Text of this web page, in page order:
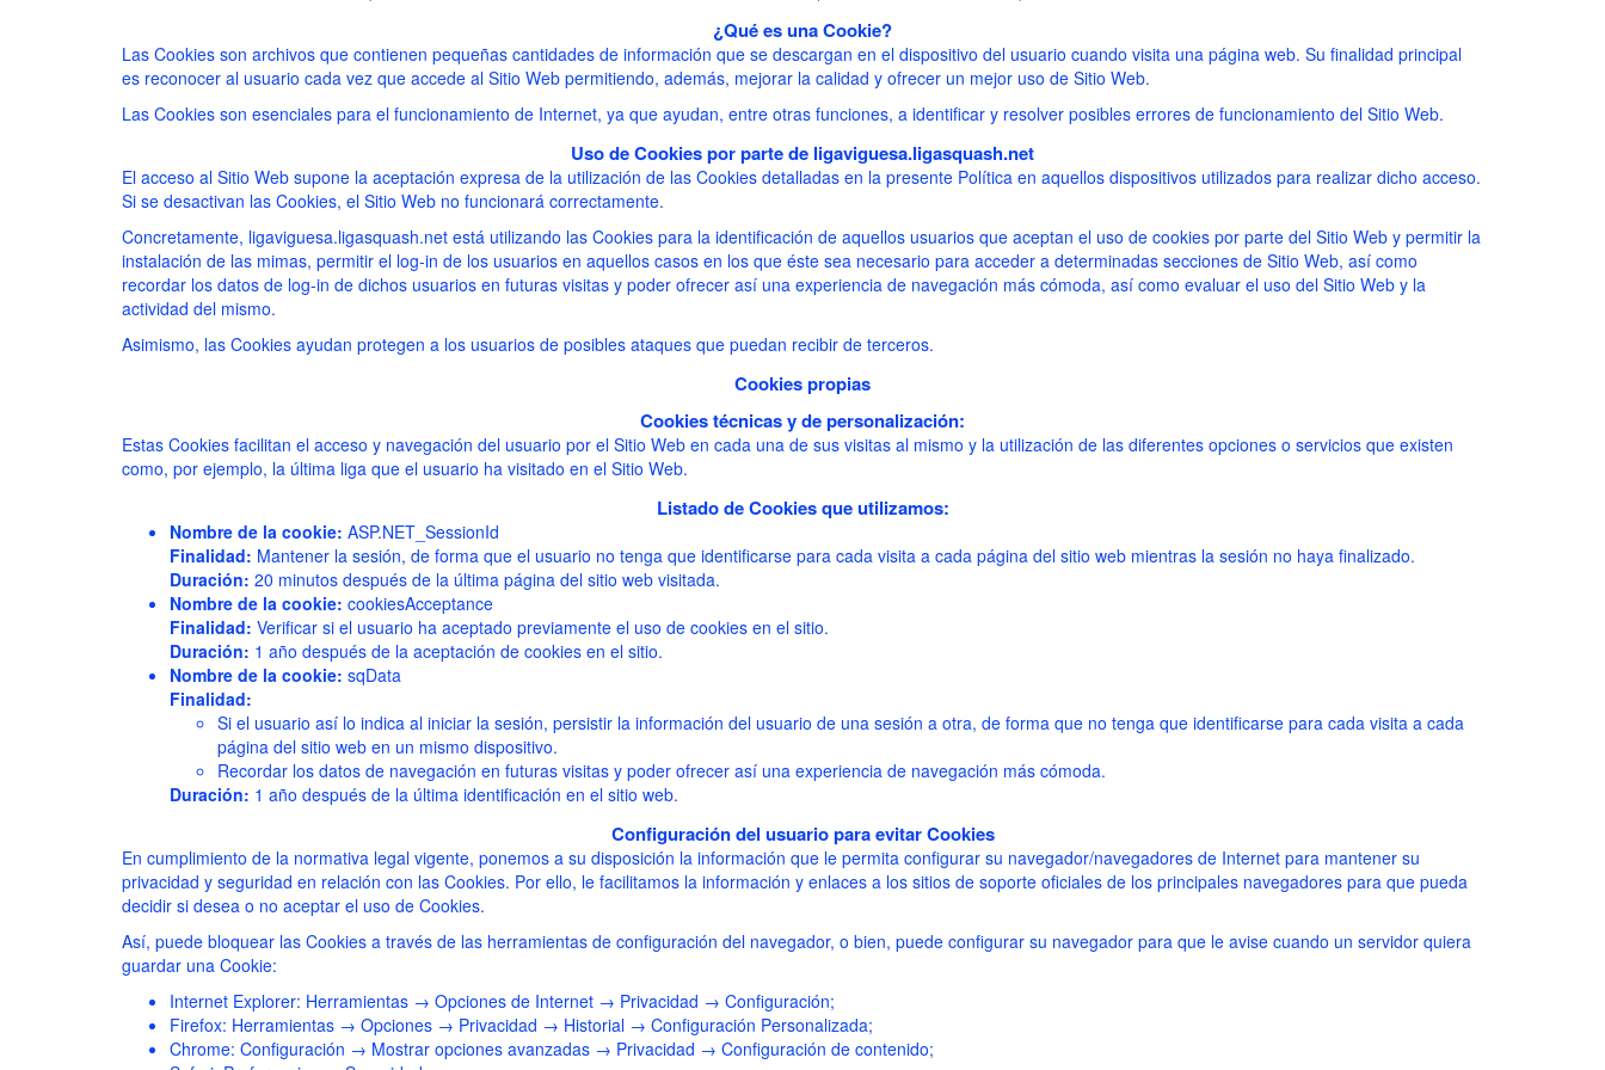
¿Qué es una Cookie?
Las Cookies son archivos que contienen pequeñas cantidades de información que se descargan en el dispositivo del usuario cuando visita una página web. Su finalidad principal
es reconocer al usuario cada vez que accede al Sitio Web permitiendo, además, mejorar la calidad y ofrecer un mejor uso de Sitio Web.
Las Cookies son esenciales para el funcionamiento de Internet, ya que ayudan, entre otras funciones, a identificar y resolver posibles errores de funcionamiento del Sitio Web.
Uso de Cookies por parte de ligaviguesa.ligasquash.net
El acceso al Sitio Web supone la aceptación expresa de la utilización de las Cookies detalladas en la presente Política en aquellos dispositivos utilizados para realizar dicho acceso.
Si se desactivan las Cookies, el Sitio Web no funcionará correctamente.
Concretamente, ligaviguesa.ligasquash.net está utilizando las Cookies para la identificación de aquellos usuarios que aceptan el uso de cookies por parte del Sitio Web y permitir la
instalación de las mimas, permitir el log-in de los usuarios en aquellos casos en los que éste sea necesario para acceder a determinadas secciones de Sitio Web, así como
recordar los datos de log-in de dichos usuarios en futuras visitas y poder ofrecer así una experiencia de navegación más cómoda, así como evaluar el uso del Sitio Web y la
actividad del mismo.
Asimismo, las Cookies ayudan protegen a los usuarios de posibles ataques que puedan recibir de terceros.
Cookies propias
Cookies técnicas y de personalización:
Estas Cookies facilitan el acceso y navegación del usuario por el Sitio Web en cada una de sus visitas al mismo y la utilización de las diferentes opciones o servicios que existen
como, por ejemplo, la última liga que el usuario ha visitado en el Sitio Web.
Listado de Cookies que utilizamos:
Nombre de la cookie: ASP.NET_SessionId
Finalidad: Mantener la sesión, de forma que el usuario no tenga que identificarse para cada visita a cada página del sitio web mientras la sesión no haya finalizado.
Duración: 20 minutos después de la última página del sitio web visitada.
Nombre de la cookie: cookiesAcceptance
Finalidad: Verificar si el usuario ha aceptado previamente el uso de cookies en el sitio.
Duración: 1 año después de la aceptación de cookies en el sitio.
Nombre de la cookie: sqData
Finalidad:
Si el usuario así lo indica al iniciar la sesión, persistir la información del usuario de una sesión a otra, de forma que no tenga que identificarse para cada visita a cada
página del sitio web en un mismo dispositivo.
Recordar los datos de navegación en futuras visitas y poder ofrecer así una experiencia de navegación más cómoda.
Duración: 1 año después de la última identificación en el sitio web.
Configuración del usuario para evitar Cookies
En cumplimiento de la normativa legal vigente, ponemos a su disposición la información que le permita configurar su navegador/navegadores de Internet para mantener su
privacidad y seguridad en relación con las Cookies. Por ello, le facilitamos la información y enlaces a los sitios de soporte oficiales de los principales navegadores para que pueda
decidir si desea o no aceptar el uso de Cookies.
Así, puede bloquear las Cookies a través de las herramientas de configuración del navegador, o bien, puede configurar su navegador para que le avise cuando un servidor quiera
guardar una Cookie:
Internet Explorer: Herramientas → Opciones de Internet → Privacidad → Configuración;
Firefox: Herramientas → Opciones → Privacidad → Historial → Configuración Personalizada;
Chrome: Configuración → Mostrar opciones avanzadas → Privacidad → Configuración de contenido;